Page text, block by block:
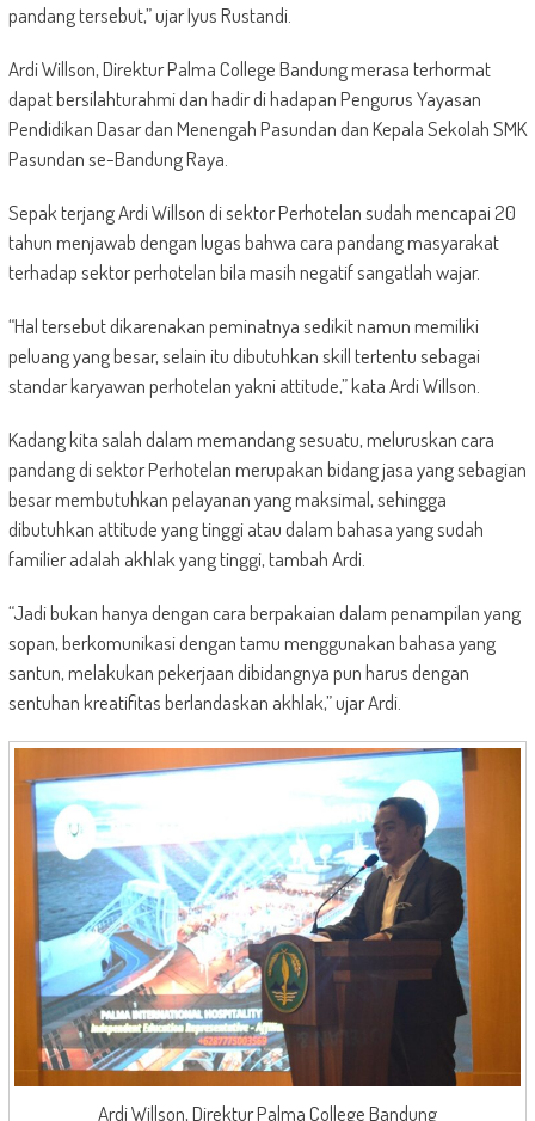
pandang tersebut,” ujar Iyus Rustandi.
Ardi Willson, Direktur Palma College Bandung merasa terhormat
dapat bersilahturahmi dan hadir di hadapan Pengurus Yayasan
Pendidikan Dasar dan Menengah Pasundan dan Kepala Sekolah SMK
Pasundan se-Bandung Raya.
Sepak terjang Ardi Willson di sektor Perhotelan sudah mencapai 20
tahun menjawab dengan lugas bahwa cara pandang masyarakat
terhadap sektor perhotelan bila masih negatif sangatlah wajar.
“Hal tersebut dikarenakan peminatnya sedikit namun memiliki
peluang yang besar, selain itu dibutuhkan skill tertentu sebagai
standar karyawan perhotelan yakni attitude,” kata Ardi Willson.
Kadang kita salah dalam memandang sesuatu, meluruskan cara
pandang di sektor Perhotelan merupakan bidang jasa yang sebagian
besar membutuhkan pelayanan yang maksimal, sehingga
dibutuhkan attitude yang tinggi atau dalam bahasa yang sudah
familier adalah akhlak yang tinggi, tambah Ardi.
“Jadi bukan hanya dengan cara berpakaian dalam penampilan yang
sopan, berkomunikasi dengan tamu menggunakan bahasa yang
santun, melakukan pekerjaan dibidangnya pun harus dengan
sentuhan kreatifitas berlandaskan akhlak,” ujar Ardi.
Ardi Willson, Direktur Palma College Bandung